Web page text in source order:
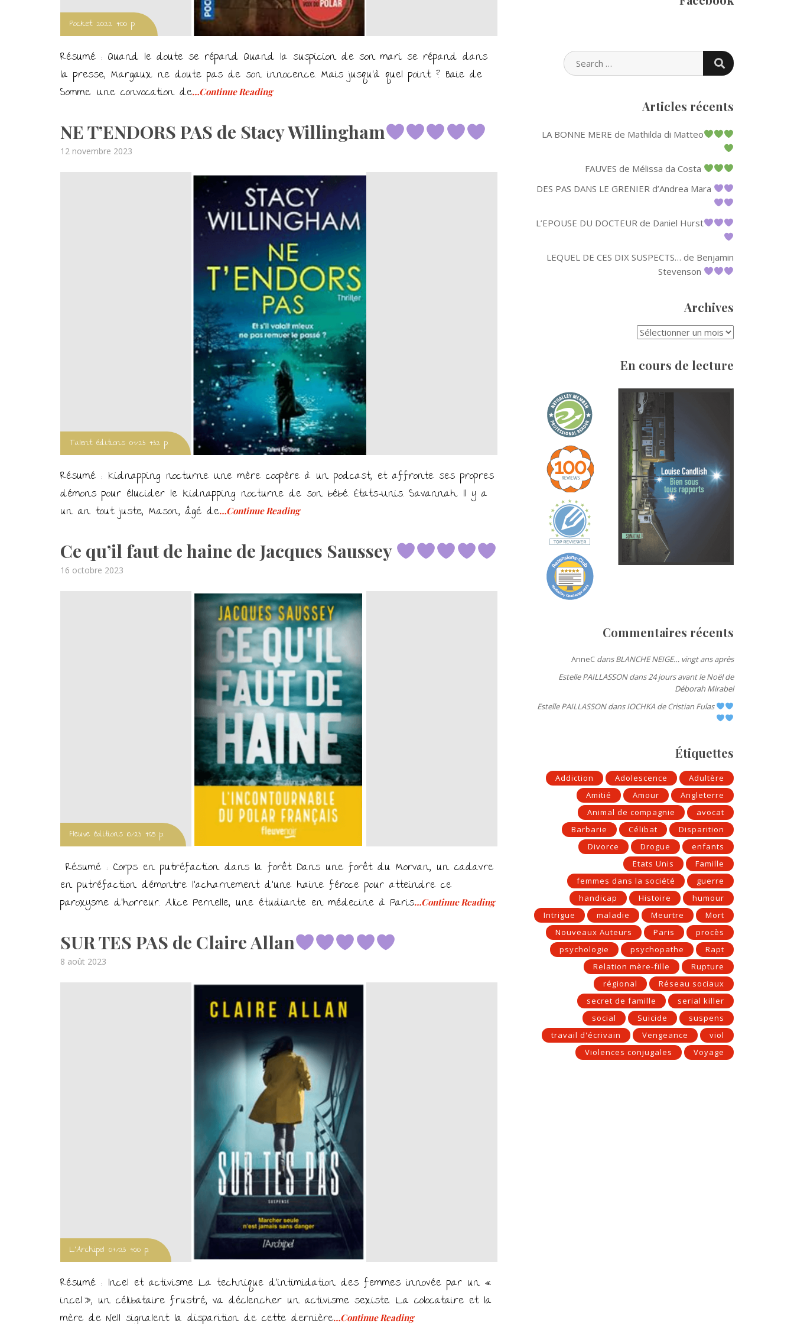
Pocket 2022 400 p.
Résumé : Quand le doute se répand Quand la suspicion de son mari se répand dans
la presse, Margaux ne doute pas de son innocence. Mais jusqu’à quel point ? Baie de
Somme. Une convocation de…Continue Reading
NE T’ENDORS PAS de Stacy Willingham
Posted
12 novembre 2023
Talent éditions 09/23 432 p.
Résumé : Kidnapping nocturne Une mère coopère à un podcast, et affronte ses propres
démons pour élucider le kidnapping nocturne de son bébé. États-Unis. Savannah. Il y a
un an tout juste, Mason, âgé de…Continue Reading
Ce qu’il faut de haine de Jacques Saussey
Posted
16 octobre 2023
Fleuve éditions 10/23 465 p.
Résumé : Corps en putréfaction dans la forêt Dans une forêt du Morvan, un cadavre
en putréfaction démontre l’acharnement d’une haine féroce pour atteindre ce
paroxysme d’horreur. Alice Pernelle, une étudiante en médecine à Paris…Continue Reading
SUR TES PAS de Claire Allan
Posted
8 août 2023
L'Archipel 07/23 400 p.
Résumé : Incel et activisme La technique d’intimidation des femmes innovée par un «
incel », un célibataire frustré, va déclencher un activisme sexiste. La colocataire et la
mère de Nell signalent la disparition de cette dernière…Continue Reading
SEARCH
FOR:
SEARCH
Articles récents
LA BONNE MERE de Mathilda di Matteo
FAUVES de Mélissa da Costa
DES PAS DANS LE GRENIER d’Andrea Mara
L’EPOUSE DU DOCTEUR de Daniel Hurst
LEQUEL DE CES DIX SUSPECTS… de Benjamin
Stevenson
Archives
En cours de lecture
Commentaires récents
AnneC dansBLANCHE NEIGE… vingt ans après
Estelle PAILLASSONdans24 jours avant le Noël de
Déborah Mirabel
Estelle PAILLASSONdansIOCHKA de Cristian Fulas
Étiquettes
Addiction Adolescence
Adultère
Amitié
Amour
Angleterre
Animal de compagnie
avocat
Barbarie
Célibat
Disparition
Divorce
Drogue
enfants
Etats Unis
Famille
femmes dans la société
guerre
handicap
Histoire
humour
Intrigue
maladie Meurtre
Mort
Nouveaux Auteurs
Paris
procès
psychologie
psychopathe
Rapt
Relation mère-fille
Rupture
régional
Réseau sociaux
secret de famille
serial killer
social
Suicide
suspens
travail d'écrivain
Vengeance
viol
Violences conjugales
Voyage